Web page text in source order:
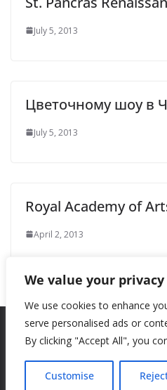
We value your privacy
We use cookies to enhance
serve personalised ads or
By clicking "Accept All", you
Customise
July 5, 2013
Цветочному шоу в
July 5, 2013
Royal Academy of
April 2, 2013
Theme:ColorMag by